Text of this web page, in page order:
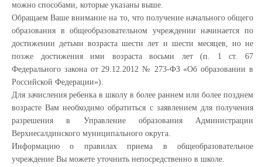
можно способами, которые указаны выше.
Обращаем Ваше внимание на то, что получение начального общего
образования в общеобразовательном учреждении начинается по
достижении детьми возраста шести лет и шести месяцев, но не
позже достижения ими возраста восьми лет (п. 1 ст. 67
Федерального закона от 29.12.2012 № 273-ФЗ «Об образовании в
Российской Федерации»).
Для зачисления ребенка в школу в более раннем или более позднем
возрасте Вам необходимо обратиться с заявлением для получения
разрешения в Управление образования Администрации
Верхнесалдинского муниципального округа.
Информацию о правилах приема в общеобразовательное
учреждение Вы можете уточнить непосредственно в школе.